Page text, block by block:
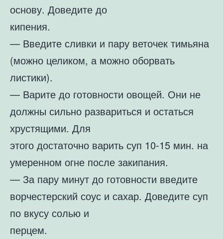
основу. Доведите до
кипения.
— Введите сливки и пару веточек тимьяна
(можно целиком, а можно оборвать
листики).
— Варите до готовности овощей. Они не
должны сильно развариться и остаться
хрустящими. Для
этого достаточно варить суп 10-15 мин. на
умеренном огне после закипания.
— За пару минут до готовности введите
ворчестерский соус и сахар. Доведите суп
по вкусу солью и
перцем.